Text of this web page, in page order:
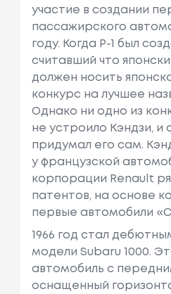
участие в создании
пассажирского
году. Когда P-1 был
считавший что
должен носить
конкурс на лучшее
Однако ни одно из
не устроило Кэндзи, и
придумал его сам.
у французской
корпорации Renault
патентов, на основе
первые автомобили
1966 год стал
модели Subaru 1000.
автомобиль с
оснащенный